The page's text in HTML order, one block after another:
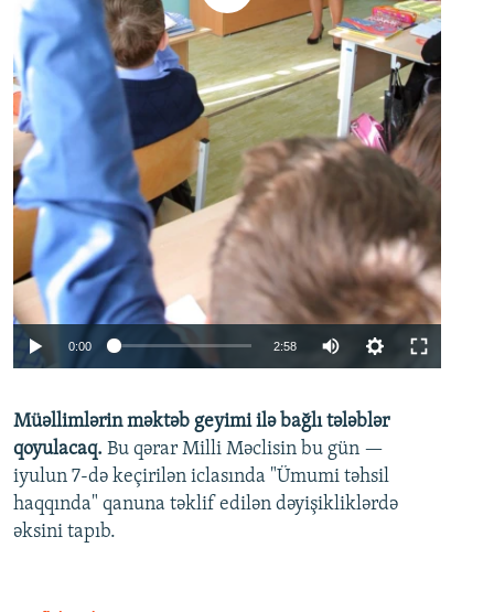
0:00 2:58
360p
480p
720p
Müəllimlərin məktəb geyimi ilə bağlı tələblər
qoyulacaq. Bu qərar Milli Məclisin bu gün —
iyulun 7-də keçirilən iclasında "Ümumi təhsil
haqqında" qanuna təklif edilən dəyişikliklərdə
əksini tapıb.